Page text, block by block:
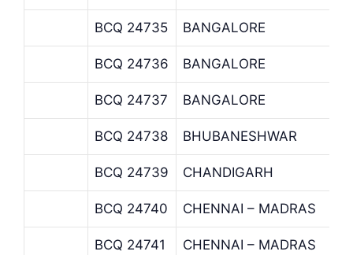
BCQ 24735 BANGALORE
BCQ 24736 BANGALORE
BCQ 24737 BANGALORE
BCQ 24738 BHUBANESHWAR
BCQ 24739 CHANDIGARH
BCQ 24740 CHENNAI – MADRAS
BCQ 24741 CHENNAI – MADRAS